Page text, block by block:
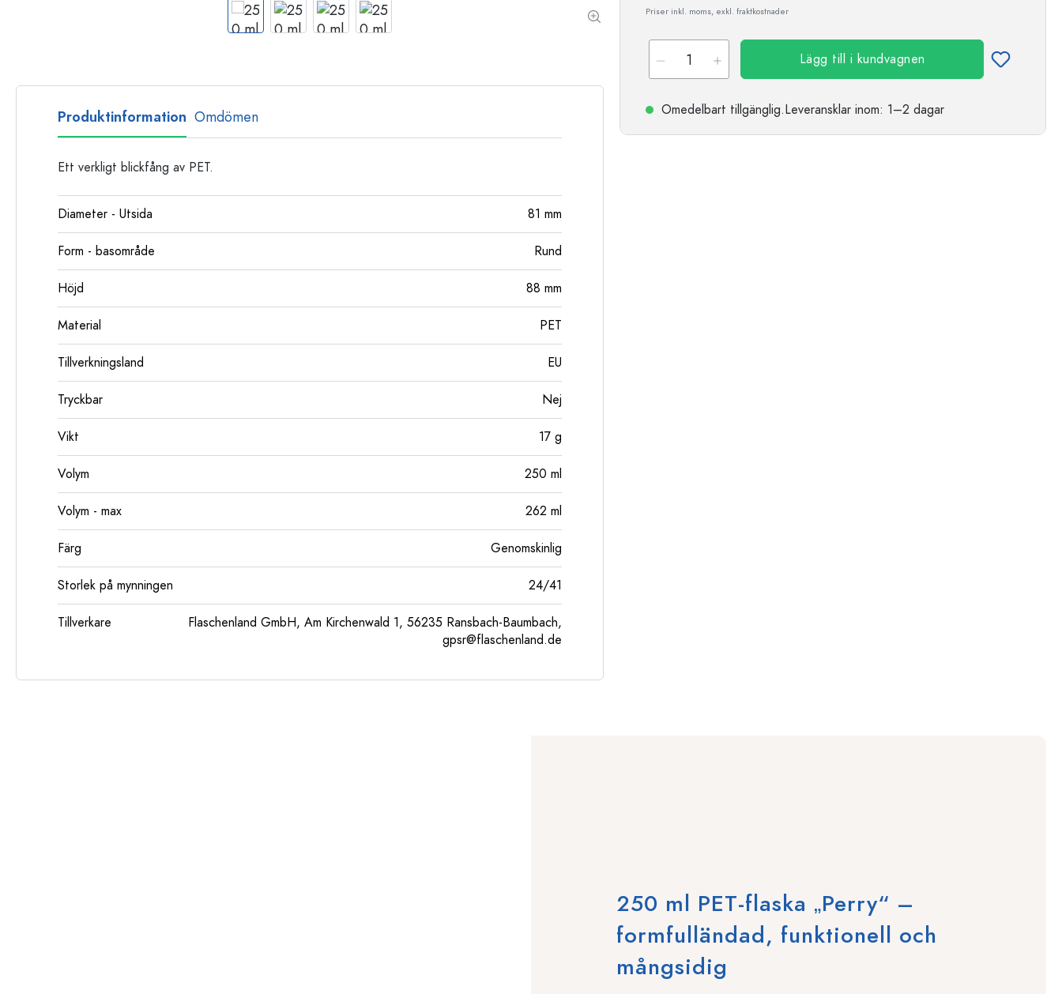
Glasflaskor
Plastflaskor
Priser inkl. moms, exkl. fraktkostnader
Lägg till i kundvagnen
Omedelbart tillgänglig.Leveransklar inom: 1–2 dagar
Produktinformation Omdömen
Ett verkligt blickfång av PET.
Diameter - Utsida 81 mm
Form - basområde Rund
Höjd 88 mm
Material PET
Tillverkningsland EU
Tryckbar Nej
Vikt 17 g
Volym 250 ml
Volym - max 262 ml
Färg Genomskinlig
Storlek på mynningen 24/41
Tillverkare
Flaschenland GmbH, Am Kirchenwald 1, 56235 Ransbach-Baumbach,
gpsr@flaschenland.de
250 ml PET-flaska „Perry“ –
formfulländad, funktionell och
mångsidig